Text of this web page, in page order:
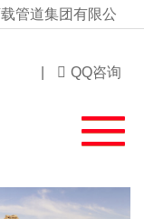
载管道集团有限公
QQ咨询